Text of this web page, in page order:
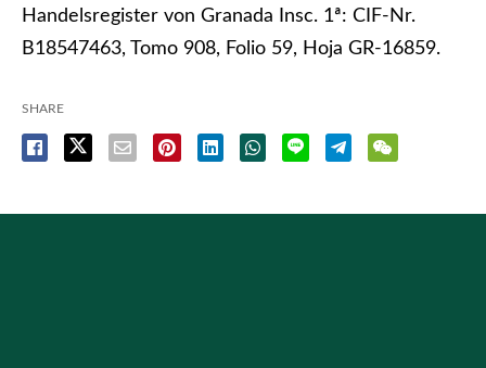
Handelsregister von Granada Insc. 1ª: CIF-Nr.
B18547463, Tomo 908, Folio 59, Hoja GR-16859.
SHARE